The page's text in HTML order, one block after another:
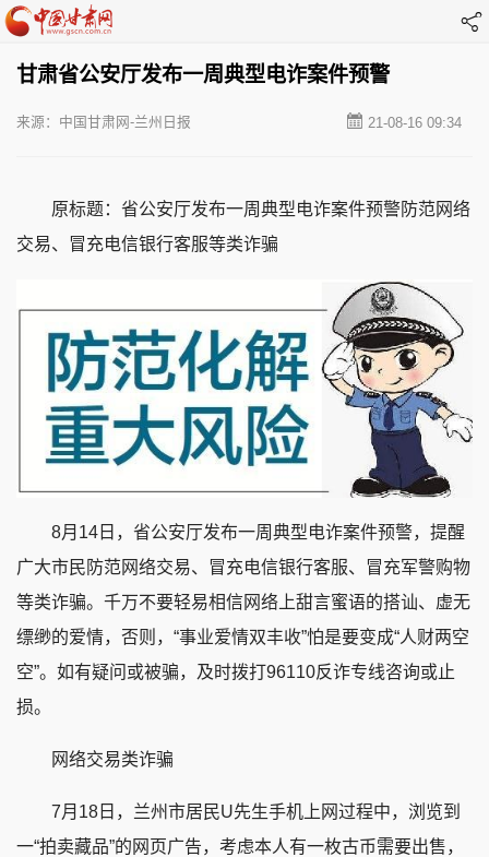
甘肃省公安厅发布一周典型电诈案件预警
21-08-16 09:34
来源：中国甘肃网-兰州日报
原标题：省公安厅发布一周典型电诈案件预警防范网络
交易、冒充电信银行客服等类诈骗
8月14日，省公安厅发布一周典型电诈案件预警，提醒
广大市民防范网络交易、冒充电信银行客服、冒充军警购物
等类诈骗。千万不要轻易相信网络上甜言蜜语的搭讪、虚无
缥缈的爱情，否则，“事业爱情双丰收”怕是要变成“人财两空
空”。如有疑问或被骗，及时拨打96110反诈专线咨询或止
损。
网络交易类诈骗
7月18日，兰州市居民U先生手机上网过程中，浏览到
一“拍卖藏品”的网页广告，考虑本人有一枚古币需要出售，